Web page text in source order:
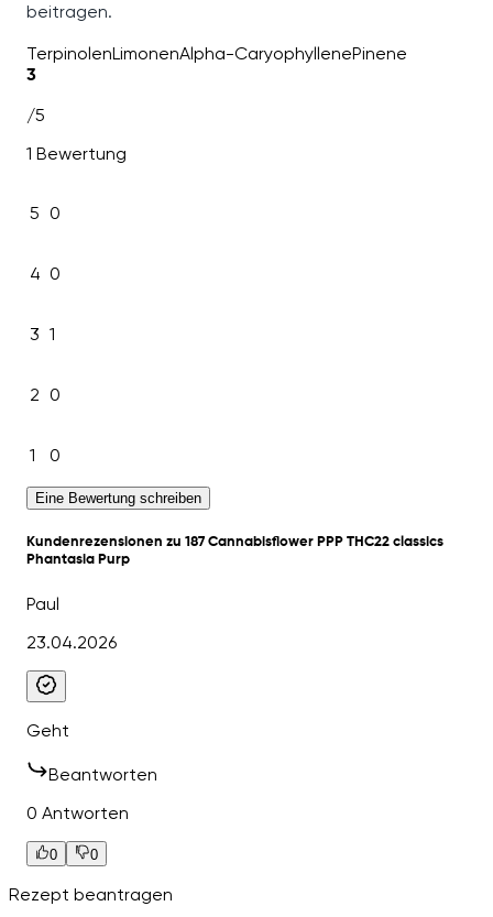
beitragen.
TerpinolenLimonenAlpha-CaryophyllenePinene
3
/5
1 Bewertung
5 0
4 0
3 1
2 0
1 0
Eine Bewertung schreiben
Kundenrezensionen zu 187 Cannabisflower PPP THC22 classics
Phantasia Purp
Paul
23.04.2026
Geht
Beantworten
0 Antworten
0 0
Rezept beantragen